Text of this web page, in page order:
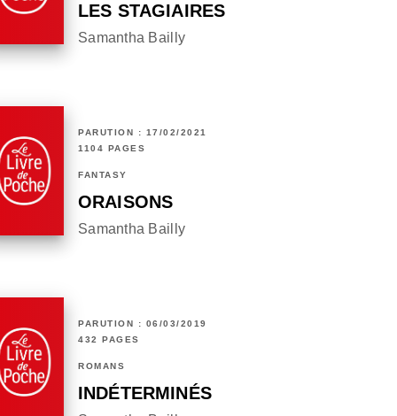
LES STAGIAIRES
Samantha Bailly
PARUTION : 17/02/2021
1104 PAGES
FANTASY
ORAISONS
Samantha Bailly
PARUTION : 06/03/2019
432 PAGES
ROMANS
INDÉTERMINÉS